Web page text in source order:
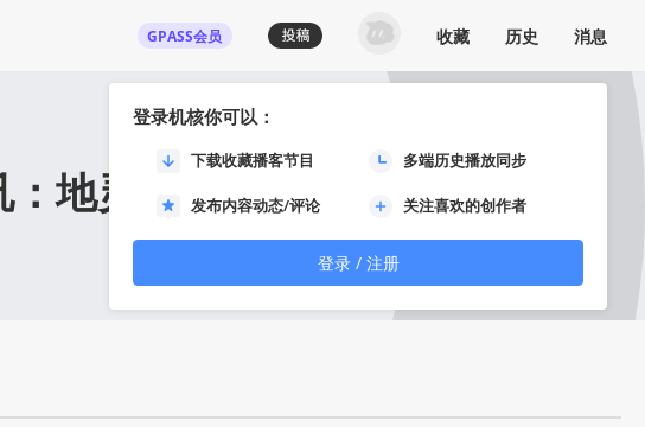
GPASS会员
登录机核你可以：
下载收藏播客节目 多端历史播放同步
发布内容动态/评论 关注喜欢的创作者
登录 / 注册
收藏 历史 消息
地灵之血